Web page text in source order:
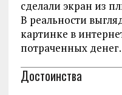
сделали экран из
В реальности
картинке в
потраченных денег.
Достоинства